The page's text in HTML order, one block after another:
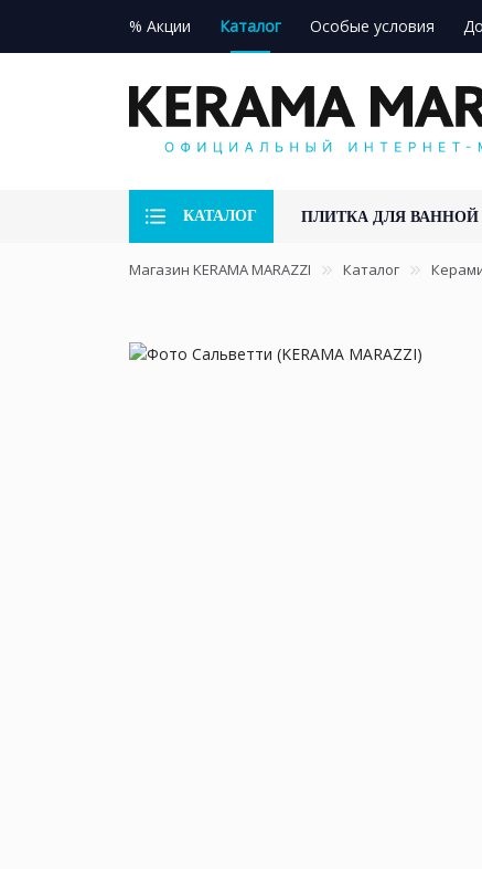
% Акции Каталог Особые условия
КАТАЛОГ ПЛИТКА ДЛЯ ВАННОЙ
Магазин KERAMA MARAZZI Каталог